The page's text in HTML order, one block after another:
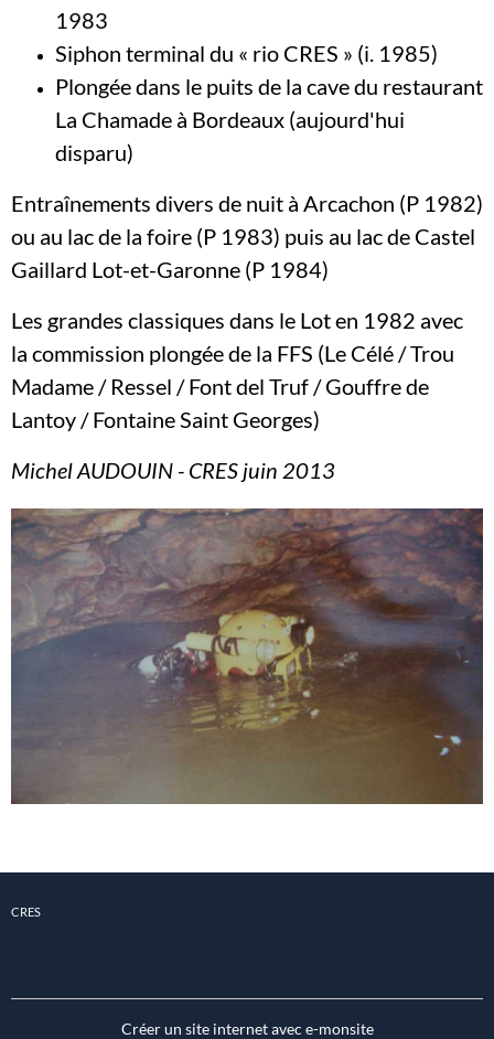
1983
Siphon terminal du « rio CRES » (i. 1985)
Plongée dans le puits de la cave du restaurant
La Chamade à Bordeaux (aujourd'hui
disparu)
Entraînements divers de nuit à Arcachon (P 1982)
ou au lac de la foire (P 1983) puis au lac de Castel
Gaillard Lot-et-Garonne (P 1984)
Les grandes classiques dans le Lot en 1982 avec
la commission plongée de la FFS (Le Célé / Trou
Madame / Ressel / Font del Truf / Gouffre de
Lantoy / Fontaine Saint Georges)
Michel AUDOUIN - CRES juin 2013
CRES
Créer un site internet avec e-monsite